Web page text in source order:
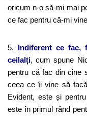
oricum n-o să-mi mai
ce fac pentru că-mi
5. Indiferent ce fac,
ceilalți, cum spune
pentru că fac din cine
ceea ce îi vine să
Evident, este și
este în primul rând